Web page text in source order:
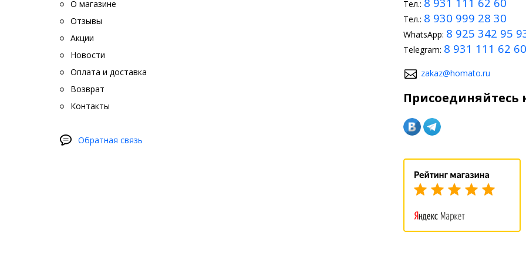
О магазине
Отзывы
Акции
Новости
Оплата и доставка
Возврат
Контакты
Обратная связь
Тел.:
Тел.: 8 930 999 28 30
WhatsApp: 8 925 342 95
Telegram: 8 931 111 62 60
zakaz@homato.ru
Присоединяйтесь